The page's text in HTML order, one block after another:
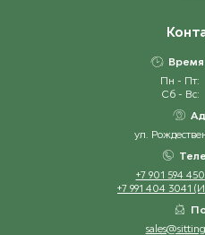
Пн - Пт:
Сб - Вс:
ул.
+7 901 594
+7 991 404 3041